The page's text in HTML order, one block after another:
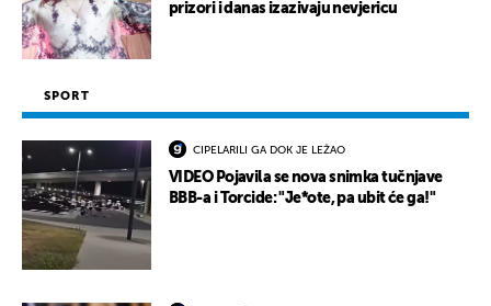
prizori i danas izazivaju nevjericu
SPORT
CIPELARILI GA DOK JE LEŽAO
VIDEO Pojavila se nova snimka tučnjave
BBB-a i Torcide: "Je*ote, pa ubit će ga!"